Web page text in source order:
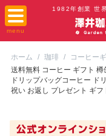
1982年創業 世
ホーム / 珈琲 / コーヒー
送料無料 コーヒー ギフト
ドリップバッグコーヒー ド
祝い お返し プレゼント ギフ